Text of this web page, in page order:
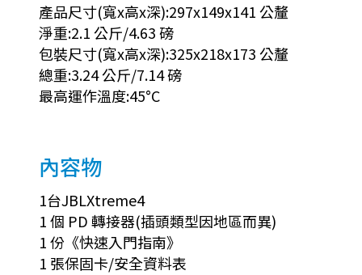
產品尺寸(寬x高x深):297x149x141 公釐
淨重:2.1 公斤/4.63 磅
包裝尺寸(寬x高x深):325x218x173 公釐
總重:3.24 公斤/7.14 磅
最高運作溫度:45°C
內容物
1台JBLXtreme4
1 個 PD 轉接器(插頭類型因地區而異)
1 份《快速入門指南》
1 張保固卡/安全資料表